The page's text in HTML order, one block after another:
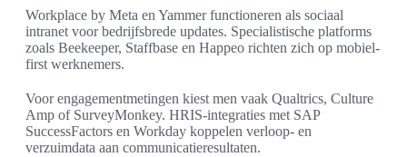
Workplace by Meta en Yammer functioneren als sociaal
intranet voor bedrijfsbrede updates. Specialistische platforms
zoals Beekeeper, Staffbase en Happeo richten zich op mobiel-
first werknemers.
Voor engagementmetingen kiest men vaak Qualtrics, Culture
Amp of SurveyMonkey. HRIS-integraties met SAP
SuccessFactors en Workday koppelen verloop- en
verzuimdata aan communicatieresultaten.